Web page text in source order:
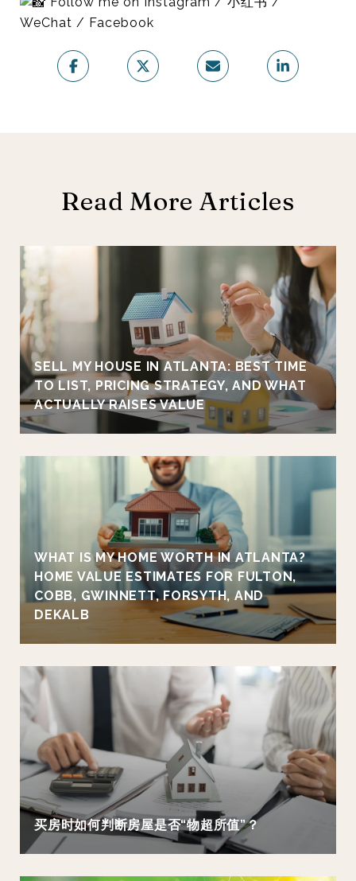
WeChat / Facebook
Read More Articles
SELL MY HOUSE IN ATLANTA: BEST TIME
TO LIST, PRICING STRATEGY, AND WHAT
ACTUALLY RAISES VALUE
WHAT IS MY HOME WORTH IN ATLANTA?
HOME VALUE ESTIMATES FOR FULTON,
COBB, GWINNETT, FORSYTH, AND
DEKALB
买房时如何判断房屋是否“物超所值”？